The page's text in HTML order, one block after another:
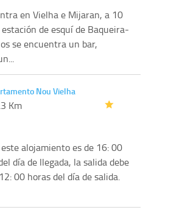
en Vielha e Mijaran, a 10
de esquí de Baqueira-
se encuentra un bar,
Nou Vielha
Km
alojamiento es de 16: 00
día de llegada, la salida debe
00 horas del día de salida.